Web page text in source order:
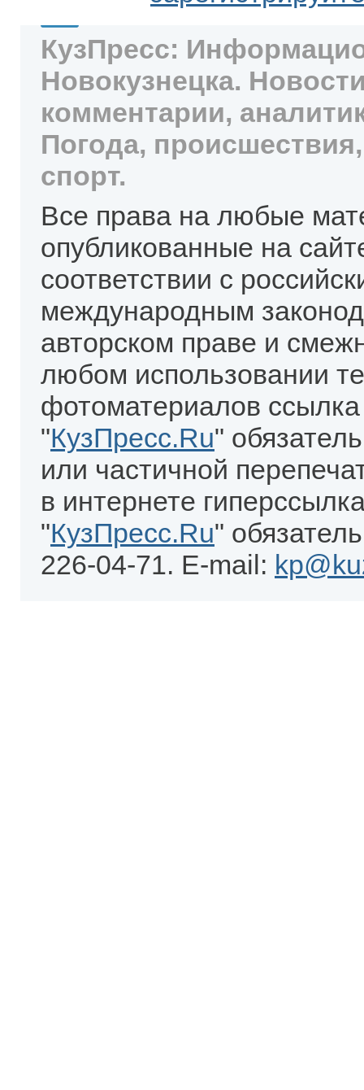
КузПресс:
Новокузнецка.
комментарии,
Погода,
спорт.
Все права на любые
опубликованные на
соответствии с
международным
авторском праве и
любом использовании
фотоматериалов
"КузПресс.Ru"
или частичной
в интернете
"КузПресс.Ru"
226-04-71. E-mail: